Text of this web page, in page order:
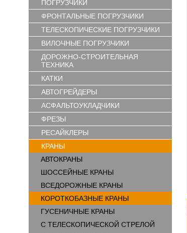
ПОГРУЗЧИКИ
ФРОНТАЛЬНЫЕ ПОГРУЗЧИКИ
ТЕЛЕСКОПИЧЕСКИЕ ПОГРУЗЧИКИ
ВИЛОЧНЫЕ ПОГРУЗЧИКИ
ДОРОЖНО-СТРОИТЕЛЬНАЯ
ТЕХНИКА
КАТКИ
АВТОГРЕЙДЕРЫ
АСФАЛЬТОУКЛАДЧИКИ
ФРЕЗЫ
РЕСАЙКЛЕРЫ
КРАНЫ
АВТОКРАНЫ
ШОССЕЙНЫЕ КРАНЫ
ВСЕДОРОЖНЫЕ КРАНЫ
КОРОТКОБАЗНЫЕ КРАНЫ
ГУСЕНИЧНЫЕ КРАНЫ
С ТЕЛЕСКОПИЧЕСКОЙ СТРЕЛОЙ